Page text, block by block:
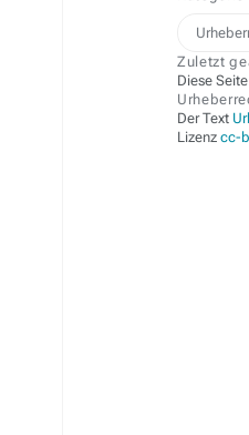
Zuletzt
Diese
Der Text
Lizenz cc-